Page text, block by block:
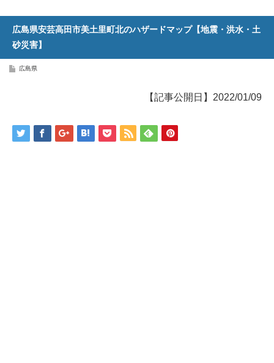
広島県安芸高田市美土里町北のハザードマップ【地震・洪水・土
砂災害】
広島県
【記事公開日】2022/01/09